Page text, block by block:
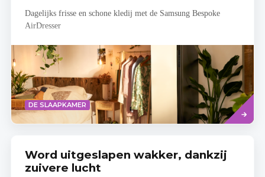
Dagelijks frisse en schone kledij met de Samsung Bespoke
AirDresser
DE SLAAPKAMER
Lees
meer
Word uitgeslapen wakker, dankzij
zuivere lucht